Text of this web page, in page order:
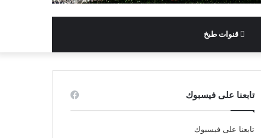
قنوات طبخ
تابعنا على فيسبوك
تابعنا على فيسبوك